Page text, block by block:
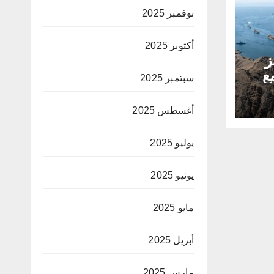
نوفمبر 2025
أكتوبر 2025
سبتمبر 2025
أغسطس 2025
يوليو 2025
يونيو 2025
مايو 2025
أبريل 2025